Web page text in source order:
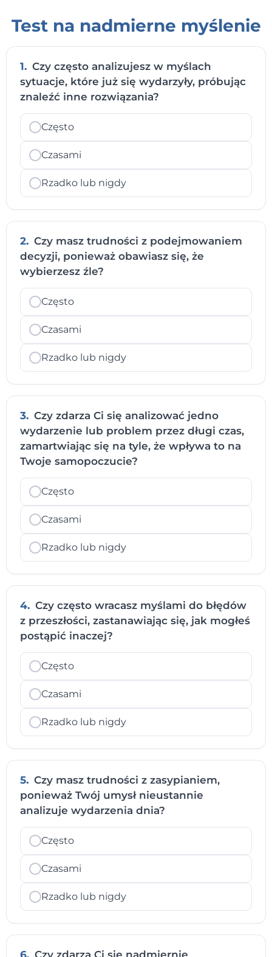
Test na nadmierne myślenie
1. Czy często analizujesz w myślach
sytuacje, które już się wydarzyły, próbując
znaleźć inne rozwiązania?
Często
Czasami
Rzadko lub nigdy
2. Czy masz trudności z podejmowaniem
decyzji, ponieważ obawiasz się, że
wybierzesz źle?
Często
Czasami
Rzadko lub nigdy
3. Czy zdarza Ci się analizować jedno
wydarzenie lub problem przez długi czas,
zamartwiając się na tyle, że wpływa to na
Twoje samopoczucie?
Często
Czasami
Rzadko lub nigdy
4. Czy często wracasz myślami do błędów
z przeszłości, zastanawiając się, jak mogłeś
postąpić inaczej?
Często
Czasami
Rzadko lub nigdy
5. Czy masz trudności z zasypianiem,
ponieważ Twój umysł nieustannie
analizuje wydarzenia dnia?
Często
Czasami
Rzadko lub nigdy
6. Czy zdarza Ci się nadmiernie